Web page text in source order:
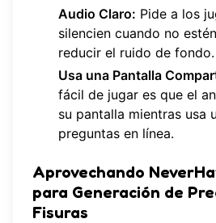
Audio Claro: Pide a los
silencien cuando no
reducir el ruido de fondo.
Usa una Pantalla
fácil de jugar es que el
su pantalla mientras usa
preguntas en línea.
Aprovechando
para Generación de
Fisuras